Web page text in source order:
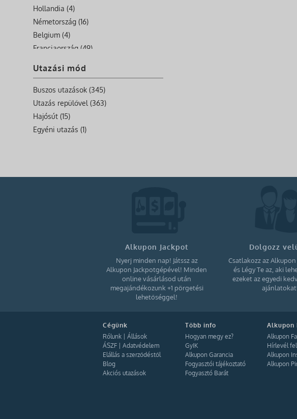
Hollandia (4)
Németország (16)
Belgium (4)
Franciaország (49)
Görögország (12)
Bulgaria (1)
Szerbia (4)
Románia (16)
Utazási mód
Buszos utazások (345)
Utazás repülővel (363)
Hajósút (15)
Egyéni utazás (1)
Alkupon Jackpot
Nyerj minden nap! Játssz az
Alkupon Jackpotgépével! Minden
online vásárlásod után
megajándékozunk +1 pörgetési
lehetőséggel!
Dolgozz
Csatlakozz az
és Légy Te az, aki
ezeket az egyedi
Cégünk
Rólunk
Állások
ÁSZF
Adatvédelem
Elállás a szerződéstől
Blog
Akciós utazások
Több info
Hogyan megy ez?
GyIK
Alkupon Garancia
Fogyasztói tájékoztató
Fogyasztó Barát
Alkupon
Alkupon
Hírlevél
Alkupon
Alkupon